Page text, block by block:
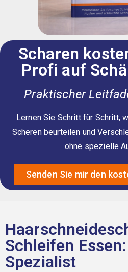
Scharen
Profi auf
Praktischer
Lernen Sie Schritt für Schritt,
Scheren beurteilen und
ohne spezielle
Senden Sie mir den
Schleifen
Spezialist